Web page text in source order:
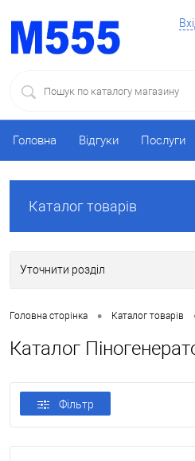
Головна Відгуки Послуги
Каталог товарів
Уточнити розділ
Головна сторінка • Каталог товарів
Каталог
Фільтр